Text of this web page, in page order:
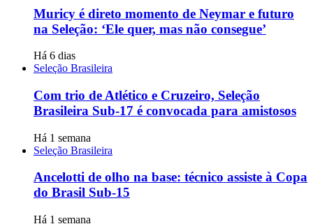
Muricy é direto momento de Neymar e futuro
na Seleção: ‘Ele quer, mas não consegue’
Há 6 dias
Seleção Brasileira
Com trio de Atlético e Cruzeiro, Seleção
Brasileira Sub-17 é convocada para amistosos
Há 1 semana
Seleção Brasileira
Ancelotti de olho na base: técnico assiste à Copa
do Brasil Sub-15
Há 1 semana